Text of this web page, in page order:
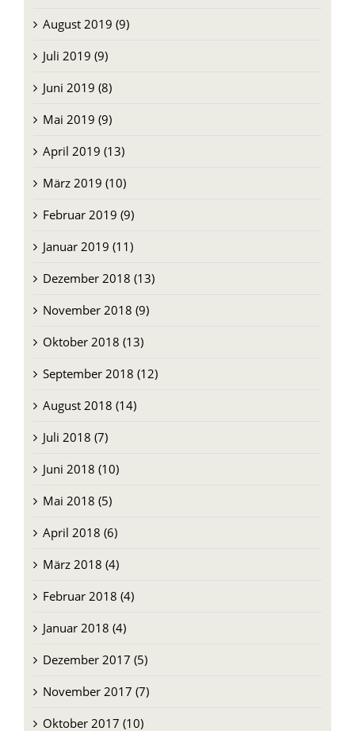
Juli 2019 (9)
Juni 2019 (8)
Mai 2019 (9)
April 2019 (13)
März 2019 (10)
Februar 2019 (9)
Januar 2019 (11)
Dezember 2018 (13)
November 2018 (9)
Oktober 2018 (13)
September 2018 (12)
August 2018 (14)
Juli 2018 (7)
Juni 2018 (10)
Mai 2018 (5)
April 2018 (6)
März 2018 (4)
Februar 2018 (4)
Januar 2018 (4)
Dezember 2017 (5)
November 2017 (7)
Oktober 2017 (10)
September 2017 (22)